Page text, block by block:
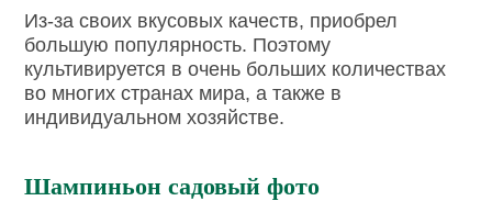
Из-за своих вкусовых качеств, приобрел
большую популярность. Поэтому
культивируется в очень больших количествах
во многих странах мира, а также в
индивидуальном хозяйстве.
Шампиньон садовый фото